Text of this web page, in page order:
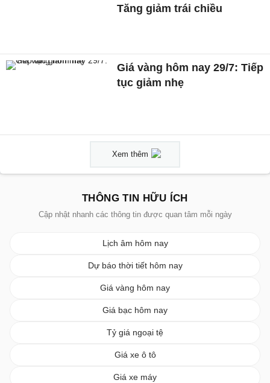
Tăng giảm trái chiều
Giá vàng hôm nay 29/7: Tiếp
tục giảm nhẹ
Xem thêm
THÔNG TIN HỮU ÍCH
Cập nhật nhanh các thông tin được quan tâm mỗi ngày
Lịch âm hôm nay
Dự báo thời tiết hôm nay
Giá vàng hôm nay
Giá bạc hôm nay
Tỷ giá ngoại tệ
Giá xe ô tô
Giá xe máy